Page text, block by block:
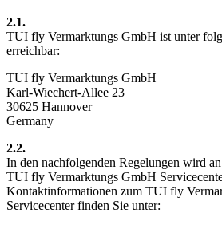
2.1.
TUI fly Vermarktungs GmbH ist unter
erreichbar:
TUI fly Vermarktungs GmbH
Karl-Wiechert-Allee 23
30625 Hannover
Germany
2.2.
In den nachfolgenden Regelungen wird
TUI fly Vermarktungs GmbH
Kontaktinformationen zum TUI fly
Servicecenter finden Sie unter: